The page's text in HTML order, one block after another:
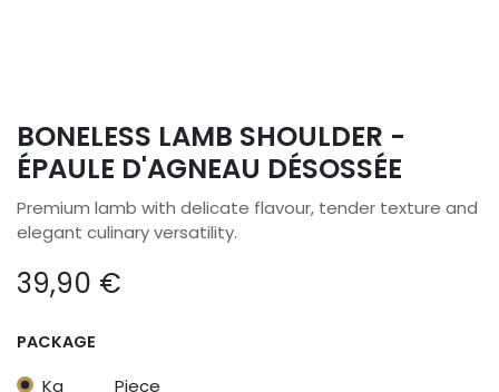
BONELESS LAMB SHOULDER -
ÉPAULE D'AGNEAU DÉSOSSÉE
Premium lamb with delicate flavour, tender texture and
elegant culinary versatility.
39,90 €
PACKAGE
Kg Piece